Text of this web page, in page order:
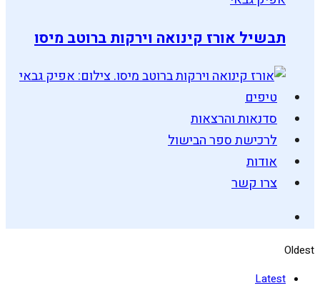
תבשיל אורז קינואה וירקות ברוטב מיסו
טיפים
סדנאות והרצאות
לרכישת ספר הבישול
אודות
צרו קשר
Oldest
Latest